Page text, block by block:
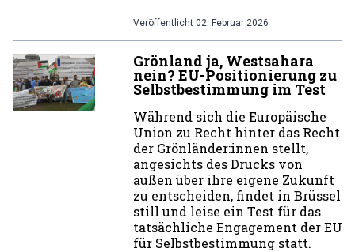
Veröffentlicht 02. Februar 2026
Grönland ja, Westsahara
nein? EU-Positionierung zu
Selbstbestimmung im Test
Während sich die Europäische
Union zu Recht hinter das Recht
der Grönländer:innen stellt,
angesichts des Drucks von
außen über ihre eigene Zukunft
zu entscheiden, findet in Brüssel
still und leise ein Test für das
tatsächliche Engagement der EU
für Selbstbestimmung statt.